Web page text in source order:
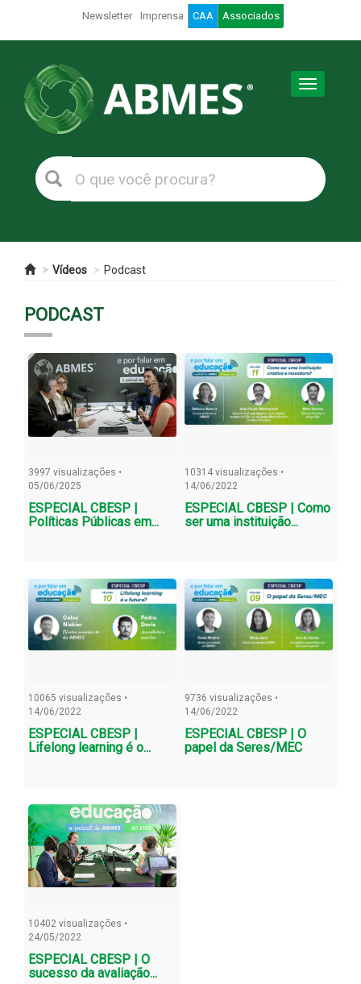
Newsletter Imprensa CAA Associados
Toggle
Vídeos Podcast
PODCAST
3997 visualizações •
05/06/2025
ESPECIAL CBESP |
Políticas Públicas em...
10314 visualizações •
14/06/2022
ESPECIAL CBESP | Como
ser uma instituição...
10065 visualizações •
14/06/2022
ESPECIAL CBESP |
Lifelong learning é o...
9736 visualizações •
14/06/2022
ESPECIAL CBESP | O
papel da Seres/MEC
10402 visualizações •
24/05/2022
ESPECIAL CBESP | O
sucesso da avaliação...